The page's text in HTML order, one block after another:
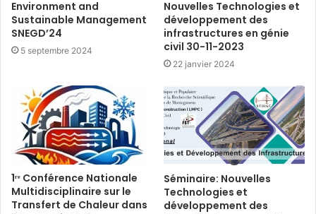
Environment and
Sustainable Management
SNEGD’24
5 septembre 2024
Nouvelles Technologies et
développement des
infrastructures en génie
civil 30-11-2023
22 janvier 2024
1ʳᵉ Conférence Nationale
Multidisciplinaire sur le
Transfert de Chaleur dans
Séminaire: Nouvelles
Technologies et
développement des